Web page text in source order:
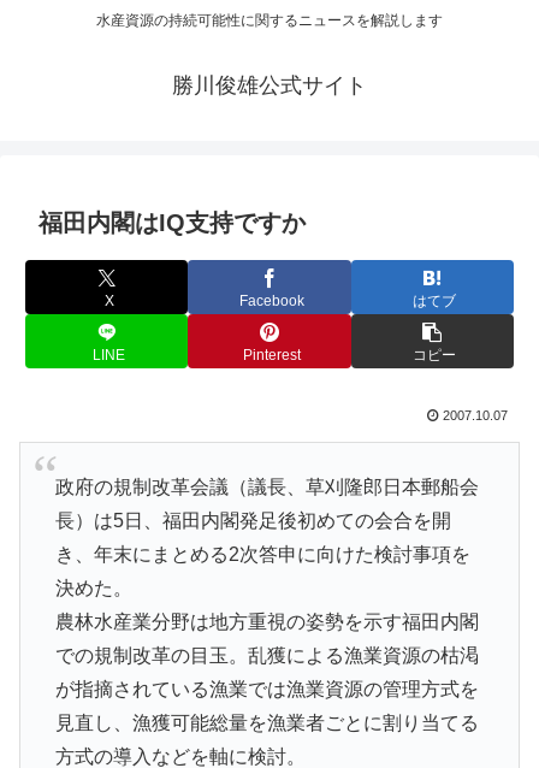
水産資源の持続可能性に関するニュースを解説します
勝川俊雄公式サイト
福田内閣はIQ支持ですか
X Facebook はてブ
LINE Pinterest コピー
2007.10.07
政府の規制改革会議（議長、草刈隆郎日本郵船会
長）は5日、福田内閣発足後初めての会合を開
き、年末にまとめる2次答申に向けた検討事項を
決めた。
農林水産業分野は地方重視の姿勢を示す福田内閣
での規制改革の目玉。乱獲による漁業資源の枯渇
が指摘されている漁業では漁業資源の管理方式を
見直し、漁獲可能総量を漁業者ごとに割り当てる
方式の導入などを軸に検討。